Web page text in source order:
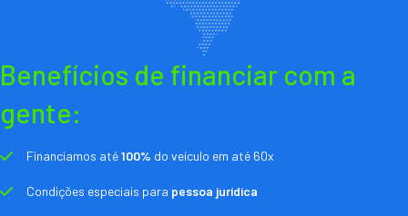
Benefícios de financiar com a
gente:
Financiamos até100% do veículo em até 60x
Condições especiais para pessoa jurídica